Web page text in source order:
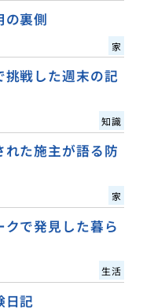
の裏側
家
挑戦した週末の記
知識
た施主が語る防
家
で発見した暮ら
生活
日記